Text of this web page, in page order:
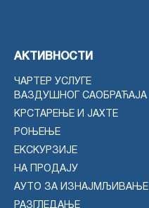
АКТИВНОСТИ
ЧАРТЕР УСЛУГЕ
ВАЗДУШНОГ САОБРАЋАЈА
КРСТАРЕЊЕ И ЈАХТЕ
РОЊЕЊЕ
ЕКСКУРЗИЈЕ
НА ПРОДАЈУ
АУТО ЗА ИЗНАЈМЉИВАЊЕ
РАЗГЛЕДАЊЕ